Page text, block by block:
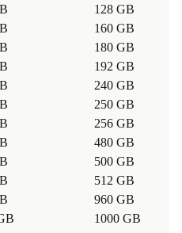
HDMI 1.4 puoi lavorare
Assolutamente! Le sue
ideale per scrivanie
per videoconferenze,
e navigazione.
Acquistando un
la domanda di nuove
128 GB
160 GB
180 GB
192 GB
240 GB
250 GB
256 GB
480 GB
500 GB
512 GB
960 GB
1000 GB